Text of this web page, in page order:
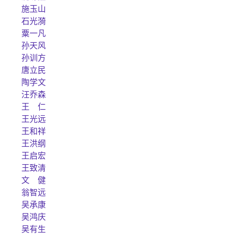
施玉山
石光漪
粟一凡
孙天风
孙训方
唐立民
陶学文
汪乔森
王 仁
王光远
王和祥
王洪纲
王启宏
王致清
文 健
翁智远
吴承康
吴鸿庆
吴有生